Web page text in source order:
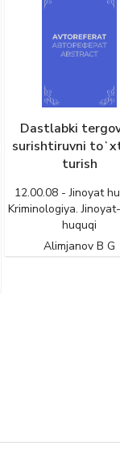
Dastlabki
surishtiruvni
turish
12.00.08 - Jinoyat
Kriminologiya.
huquqi
Alimjanov B G